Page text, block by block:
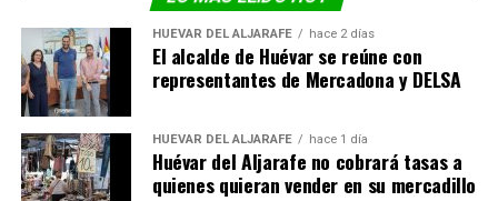
HUÉVAR DEL ALJARAFE hace 2 días
El alcalde de Huévar se reúne con
representantes de Mercadona y DELSA
HUÉVAR DEL ALJARAFE hace 1 día
Huévar del Aljarafe no cobrará tasas a
quienes quieran vender en su mercadillo